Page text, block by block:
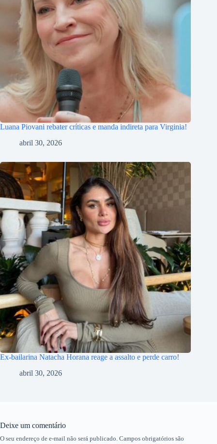
Luana Piovani rebater críticas e manda indireta para Virginia!
abril 30, 2026
Ex-bailarina Natacha Horana reage a assalto e perde carro!
abril 30, 2026
Deixe um comentário
O seu endereço de e-mail não será publicado. Campos obrigatórios são